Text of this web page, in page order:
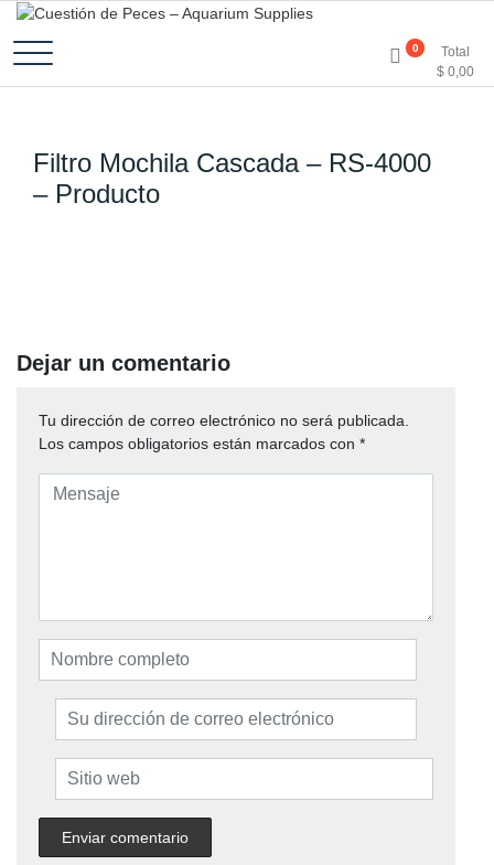
Cuestión de Peces –
Aquarium Supplies
0
Total
$ 0,00
Filtro Mochila Cascada – RS-4000
– Producto
Dejar un comentario
Tu dirección de correo electrónico no será publicada.
Los campos obligatorios están marcados con *